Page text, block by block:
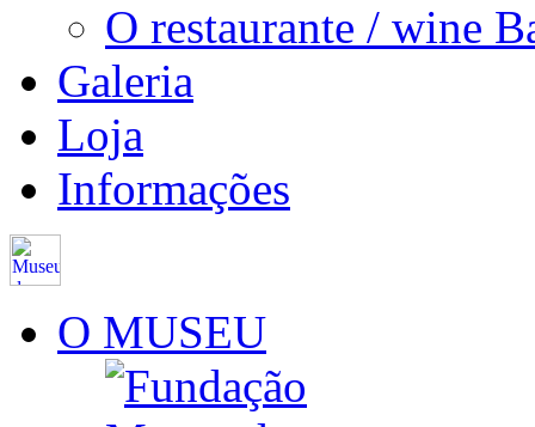
O restaurante / wine
Galeria
Loja
Informações
O MUSEU